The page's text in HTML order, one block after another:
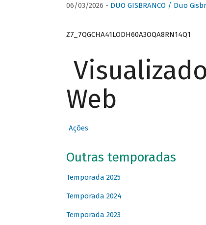
06/03/2026 - DUO GISBRANCO / Duo
Z7_7QGCHA41LODH60A3OQA8RN14Q1
Web
Ações
Outras temporadas
Temporada 2025
Temporada 2024
Temporada 2023